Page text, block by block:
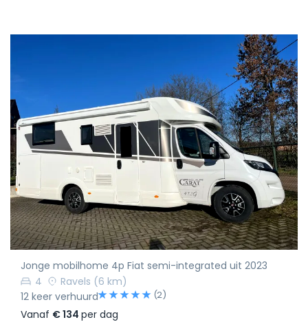
Jonge mobilhome 4p Fiat semi-integrated uit 2023
4
Ravels (6 km)
12 keer verhuurd
(2)
Vanaf € 134 per dag